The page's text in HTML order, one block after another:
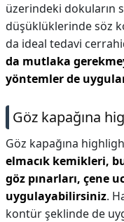
üzerindeki dokuların
düşüklüklerinde söz
da ideal tedavi
da mutlaka
yöntemler de
Göz kapağına
Göz kapağına
elmacık kemikleri,
göz pınarları, çene
uygulayabilirsiniz.
kontür şeklinde de